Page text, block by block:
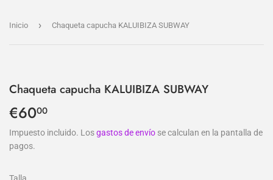
Inicio › Chaqueta capucha KALUIBIZA SUBWAY
Chaqueta capucha KALUIBIZA SUBWAY
€6000
Impuesto incluido. Losgastos de envío se calculan en la pantalla de
pagos.